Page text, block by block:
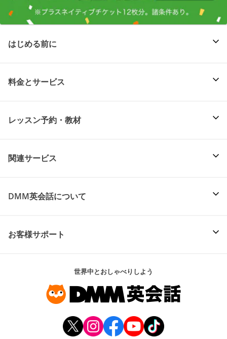
はじめる前に
料金とサービス
レッスン予約・教材
関連サービス
DMM英会話について
お客様サポート
世界中とおしゃべりしよう